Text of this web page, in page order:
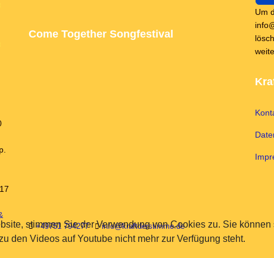
Come Together Songfestival
+49751 794277 info@kraftderstimme.de
Um
stimmen Sie der Verwendung von Cookies zu. Sie
den Videos auf Youtube nicht mehr zur Verfügung steht.